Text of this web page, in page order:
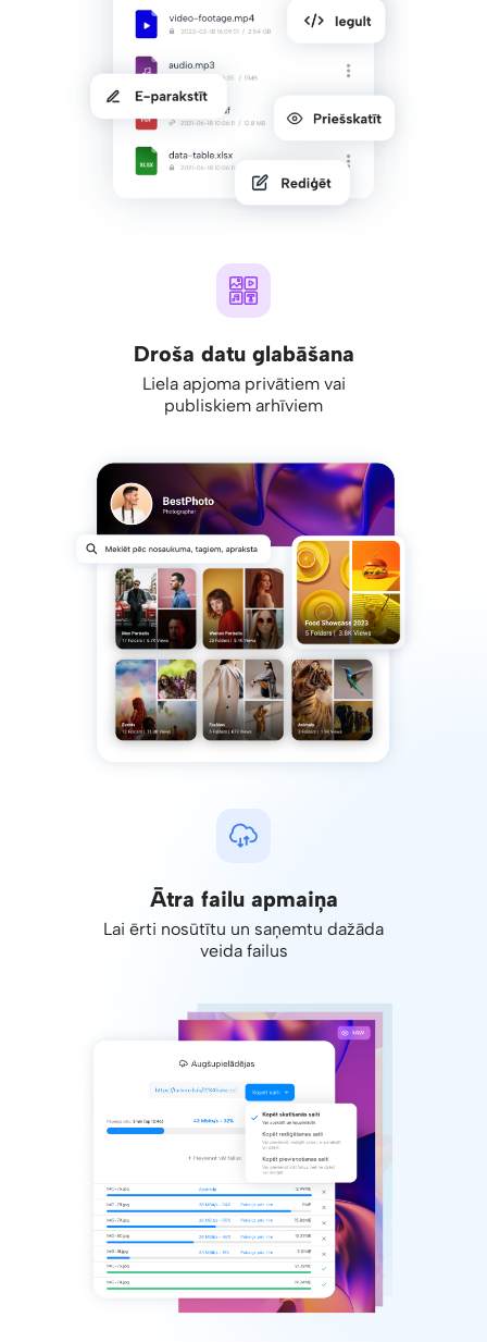
Droša datu glabāšana
Liela apjoma privātiem vai
publiskiem arhīviem
Ātra failu apmaiņa
Lai ērti nosūtītu un saņemtu dažāda
veida failus